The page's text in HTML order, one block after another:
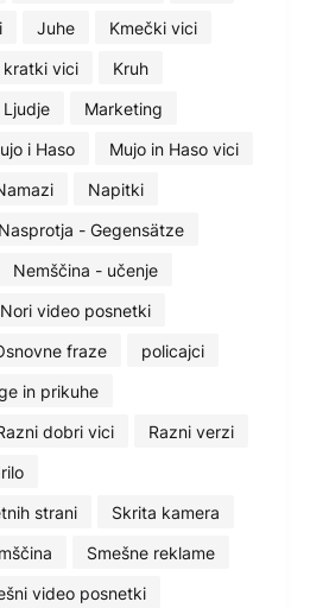
Juhe
Kmečki vici
kratki vici
Kruh
Ljudje
Marketing
i Haso
Mujo in Haso vici
Napitki
Nasprotja - Gegensätze
Nemščina - učenje
Nori video posnetki
fraze
policajci
in prikuhe
dobri vici
Razni verzi
strani
Skrita kamera
Smešne reklame
video posnetki